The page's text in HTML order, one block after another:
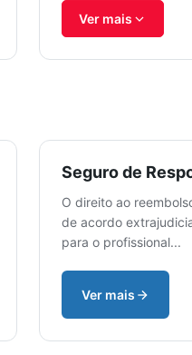
Ver mais
Seguro de
O direito ao
de acordo
para o profissional...
Ver mais